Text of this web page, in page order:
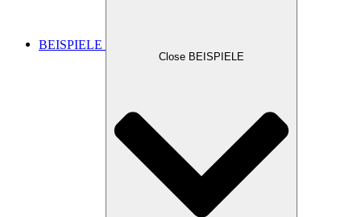
BEISPIELE
Close BEISPIELE